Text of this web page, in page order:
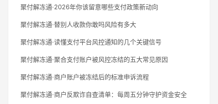
聚付解冻通·2026年你该留意哪些支付政策新动向
聚付解冻通·替别人收款你敢吗风险有多大
聚付解冻通·读懂支付平台风控通知的几个关键信号
聚付解冻通·聚合支付账户被风控冻结的五大常见原因
聚付解冻通·商户账户被冻结后的标准申诉流程
聚付解冻通·商户反欺诈自查清单：每周五分钟守护资金安全